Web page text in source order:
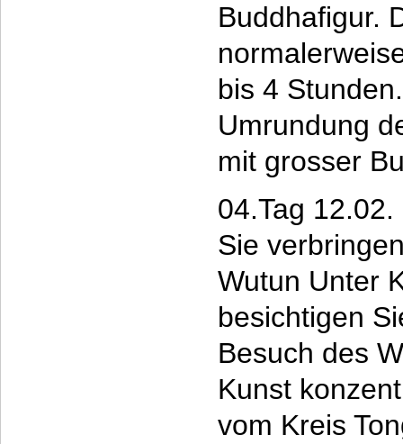
Buddhafigur.
bis 4
Umrundung
mit grosser
04.Tag
Sie
Wutun Unter
besichtigen
Besuch des
Kunst
vom Kreis